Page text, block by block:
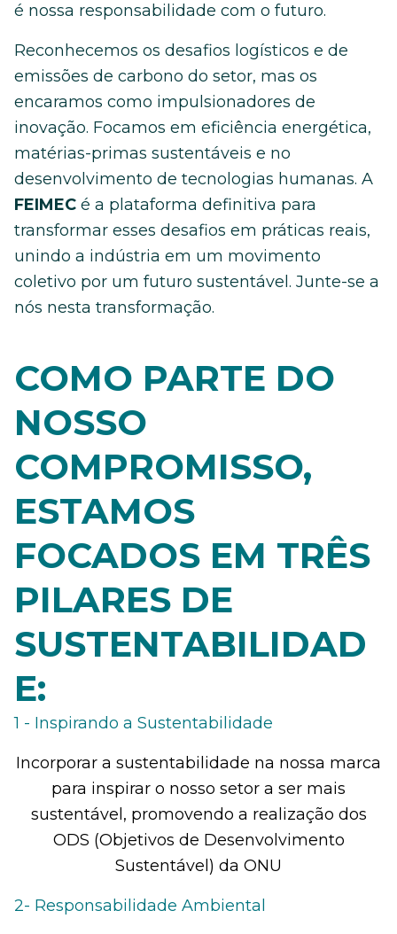
é nossa responsabilidade com o futuro.
Reconhecemos os desafios logísticos e de
emissões de carbono do setor, mas os
encaramos como impulsionadores de
inovação. Focamos em eficiência energética,
matérias-primas sustentáveis e no
desenvolvimento de tecnologias humanas. A
FEIMEC é a plataforma definitiva para
transformar esses desafios em práticas reais,
unindo a indústria em um movimento
coletivo por um futuro sustentável. Junte-se a
nós nesta transformação.
COMO PARTE DO
NOSSO
COMPROMISSO,
ESTAMOS
FOCADOS EM TRÊS
PILARES DE
SUSTENTABILIDAD
E:
1 - Inspirando a Sustentabilidade
Incorporar a sustentabilidade na nossa marca
para inspirar o nosso setor a ser mais
sustentável, promovendo a realização dos
ODS (Objetivos de Desenvolvimento
Sustentável) da ONU
2- Responsabilidade Ambiental